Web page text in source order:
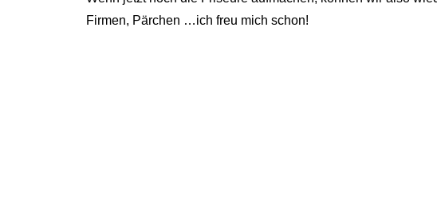
Firmen, Pärchen …ich freu mich schon!